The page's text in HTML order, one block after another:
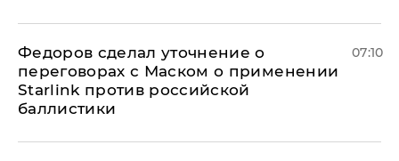
Федоров сделал уточнение о
переговорах с Маском о применении
Starlink против российской
баллистики
07:10